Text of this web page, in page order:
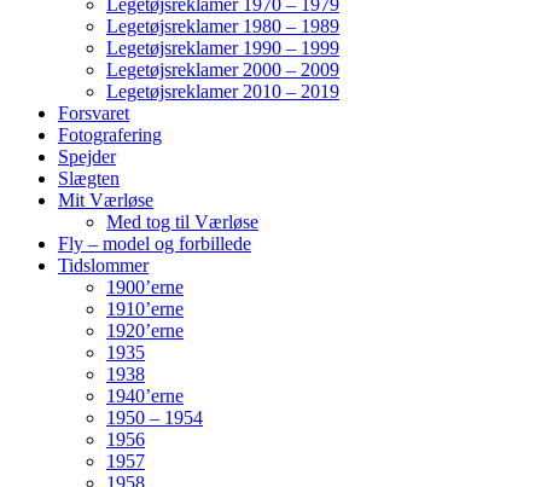
Legetøjsreklamer 1970 – 1979
Legetøjsreklamer 1980 – 1989
Legetøjsreklamer 1990 – 1999
Legetøjsreklamer 2000 – 2009
Legetøjsreklamer 2010 – 2019
Forsvaret
Fotografering
Spejder
Slægten
Mit Værløse
Med tog til Værløse
Fly – model og forbillede
Tidslommer
1900’erne
1910’erne
1920’erne
1935
1938
1940’erne
1950 – 1954
1956
1957
1958